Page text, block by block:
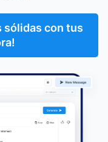
sólidas con tus